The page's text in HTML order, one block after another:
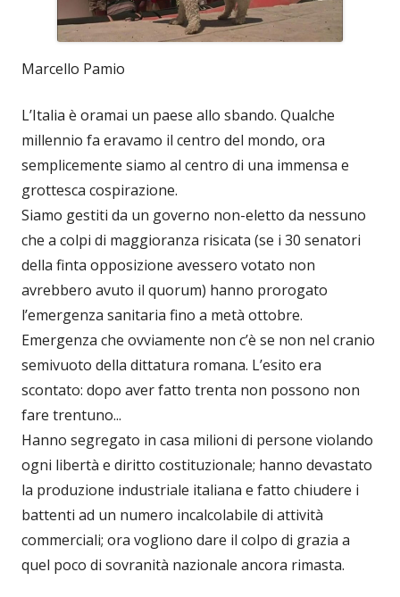
Marcello Pamio
L’Italia è oramai un paese allo sbando. Qualche
millennio fa eravamo il centro del mondo, ora
semplicemente siamo al centro di una immensa e
grottesca cospirazione.
Siamo gestiti da un governo non-eletto da nessuno
che a colpi di maggioranza risicata (se i 30 senatori
della finta opposizione avessero votato non
avrebbero avuto il quorum) hanno prorogato
l’emergenza sanitaria fino a metà ottobre.
Emergenza che ovviamente non c’è se non nel cranio
semivuoto della dittatura romana. L’esito era
scontato: dopo aver fatto trenta non possono non
fare trentuno...
Hanno segregato in casa milioni di persone violando
ogni libertà e diritto costituzionale; hanno devastato
la produzione industriale italiana e fatto chiudere i
battenti ad un numero incalcolabile di attività
commerciali; ora vogliono dare il colpo di grazia a
quel poco di sovranità nazionale ancora rimasta.